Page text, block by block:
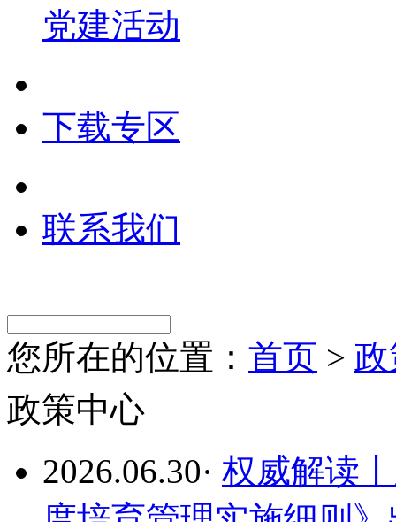
党建活动
下载专区
联系我们
您所在的位置： 首页 >
政策中心
2026.06.30· 权威解读